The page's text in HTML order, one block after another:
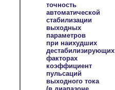
точность
автоматической
стабилизации
выходных
параметров
при наихудших
дестабилизирующих
факторах
коэффициент
пульсаций
выходного тока